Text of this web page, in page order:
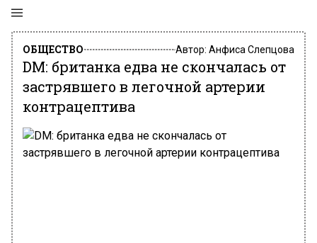
ОБЩЕСТВО Автор: Анфиса Слепцова
DM: британка едва не скончалась от
застрявшего в легочной артерии
контрацептива